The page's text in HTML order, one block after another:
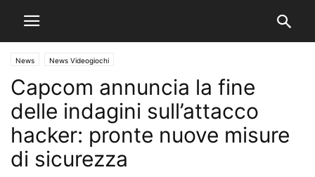
News News Videogiochi
Capcom annuncia la fine
delle indagini sull’attacco
hacker: pronte nuove misure
di sicurezza